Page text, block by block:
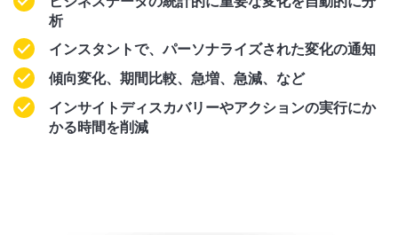
析
インスタントで、パーソナライズされた変化の通知
傾向変化、期間比較、急増、急減、など
インサイトディスカバリーやアクションの実行にか
かる時間を削減